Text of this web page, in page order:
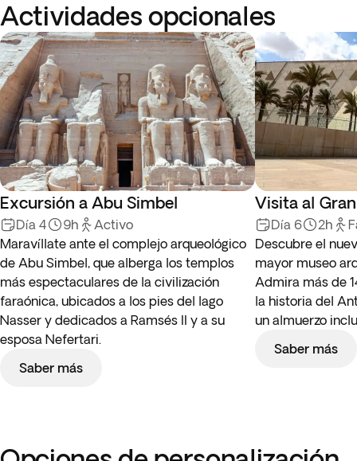
Actividades opcionales
Excursión a Abu Simbel
Día 4 9h
Activo
Maravíllate ante el complejo arqueológico
de Abu Simbel, que alberga los templos
más espectaculares de la civilización
faraónica, ubicados a los pies del lago
Nasser y dedicados a Ramsés II y a su
esposa Nefertari.
Saber más
Visita al
Día 6 2h
Descubre el
mayor museo
Admira más de
la historia del
un almuerzo
Saber más